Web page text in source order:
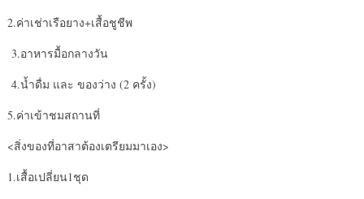
2.ค่าเช่าเรือยาง+เสื้อชูชีพ
3.อาหารมื้อกลางวัน
4.น้ำดื่ม และ ของว่าง (2 ครั้ง)
5.ค่าเข้าชมสถานที่
<สิ่งของที่อาสาต้องเตรียมมาเอง>
1.เสื้อเปลี่ยน1ชุด